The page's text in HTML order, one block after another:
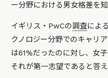
ー分野における男女格差を
イギリス・PwCの調査によ
クノロジー分野でのキャリ
は61%だったのに対し、女
それが第一志望であると答